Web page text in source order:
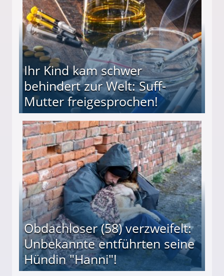
Ihr Kind kam schwer
behindert zur Welt: Suff-
Mutter freigesprochen!
Mutter freigesprochen!
Obdachloser (58) verzweifelt:
Unbekannte entführten seine
Hündin "Hanni"!